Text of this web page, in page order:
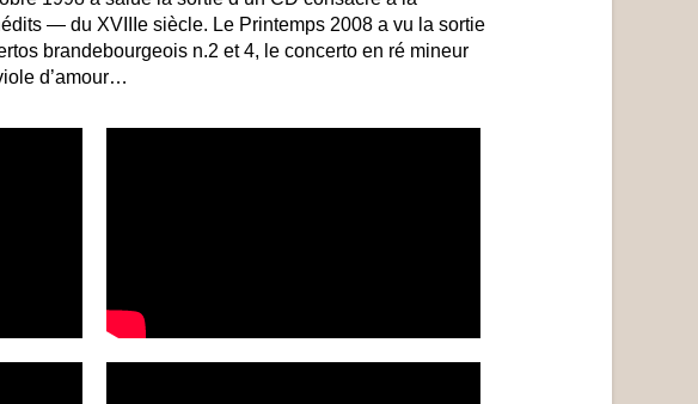
— du XVIIIe siècle. Le Printemps 2008 a vu la sortie
brandebourgeois n.2 et 4, le concerto en ré mineur
d’amour…